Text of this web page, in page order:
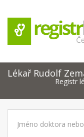
Lékař Rudolf
Registr